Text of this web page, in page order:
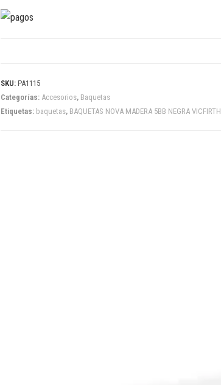
SKU: PA1115
Categorías: Accesorios, Baquetas
Etiquetas: baquetas, BAQUETAS NOVA MADERA 5BB NEGRA VICFIRTH